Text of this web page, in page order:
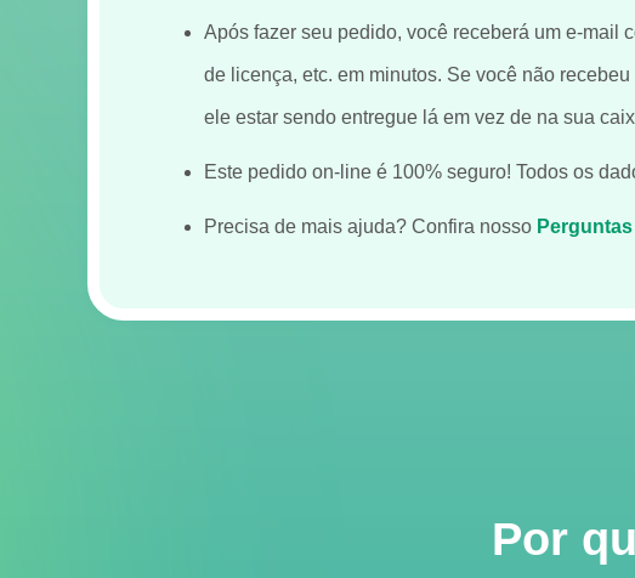
Após fazer seu pedido, você receberá um e-mail
de licença, etc. em minutos. Se você não
ele estar sendo entregue lá em vez de na sua
Este pedido on-line é 100% seguro! Todos os
Precisa de mais ajuda? Confira nosso
Por